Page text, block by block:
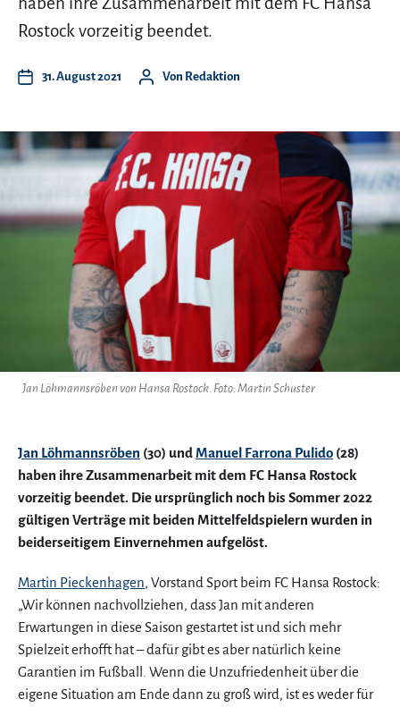
Rostock vorzeitig beendet.
31. August 2021 Von Redaktion
Jan Löhmannsröben von Hansa Rostock. Foto: Martin Schuster
Jan Löhmannsröben (30) undManuel Farrona Pulido (28)
haben ihre Zusammenarbeit mit dem FC Hansa Rostock
vorzeitig beendet. Die ursprünglich noch bis Sommer 2022
gültigen Verträge mit beiden Mittelfeldspielern wurden in
beiderseitigem Einvernehmen aufgelöst.
Martin Pieckenhagen, Vorstand Sport beim FC Hansa Rostock:
„Wir können nachvollziehen, dass Jan mit anderen
Erwartungen in diese Saison gestartet ist und sich mehr
Spielzeit erhofft hat – dafür gibt es aber natürlich keine
Garantien im Fußball. Wenn die Unzufriedenheit über die
eigene Situation am Ende dann zu groß wird, ist es weder für